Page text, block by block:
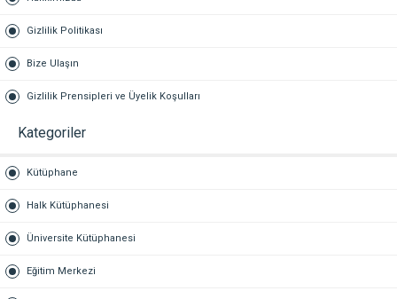
Gizlilik Politikası
Bize Ulaşın
Gizlilik Prensipleri ve Üyelik Koşulları
Kategoriler
Kütüphane
Halk Kütüphanesi
Üniversite Kütüphanesi
Eğitim Merkezi